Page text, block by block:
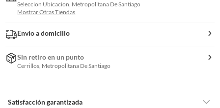
Seleccion Ubicacion, Metropolitana De Santiago
Mostrar Otras Tiendas
Envío a domicilio
Sin retiro en un punto
Cerrillos, Metropolitana De Santiago
Satisfacción garantizada